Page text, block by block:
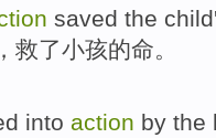
saved the child
， 救了小孩的命。
into action by the